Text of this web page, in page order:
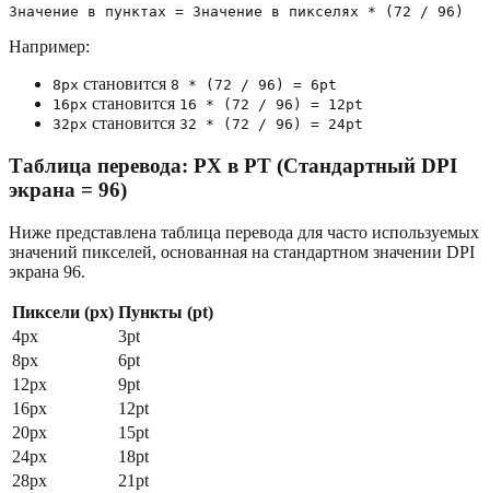
Например:
8px становится 8 * (72 / 96) = 6pt
16px становится 16 * (72 / 96) = 12pt
32px становится 32 * (72 / 96) = 24pt
Таблица перевода: PX в PT (Стандартный DPI
экрана = 96)
Ниже представлена таблица перевода для часто используемых
значений пикселей, основанная на стандартном значении DPI
экрана 96.
Пиксели (px) Пункты (pt)
4px
3pt
8px
6pt
12px
9pt
16px
12pt
20px
15pt
24px
18pt
28px
21pt